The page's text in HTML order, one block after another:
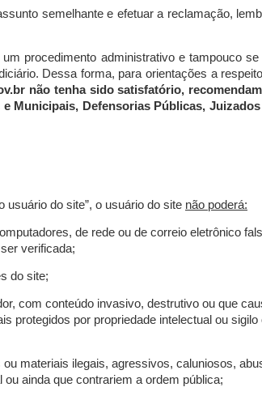
semelhante e efetuar a reclamação,
procedimento administrativo e tampouco
Dessa forma, para orientações a
não tenha sido satisfatório,
Municipais, Defensorias Públicas,
usuário do site”, o usuário do site não poderá:
de rede ou de correio eletrônico
verificada;
do site;
com conteúdo invasivo, destrutivo ou que
protegidos por propriedade intelectual ou
materiais ilegais, agressivos, caluniosos,
ainda que contrariem a ordem pública;